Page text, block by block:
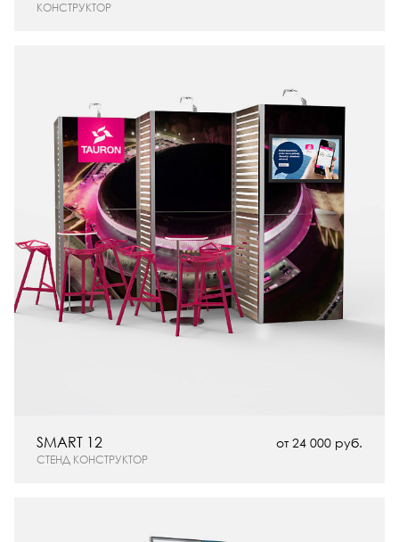
КОНСТРУКТОР
от 24 000 руб.
СТЕНД КОНСТРУКТОР
SMART 12